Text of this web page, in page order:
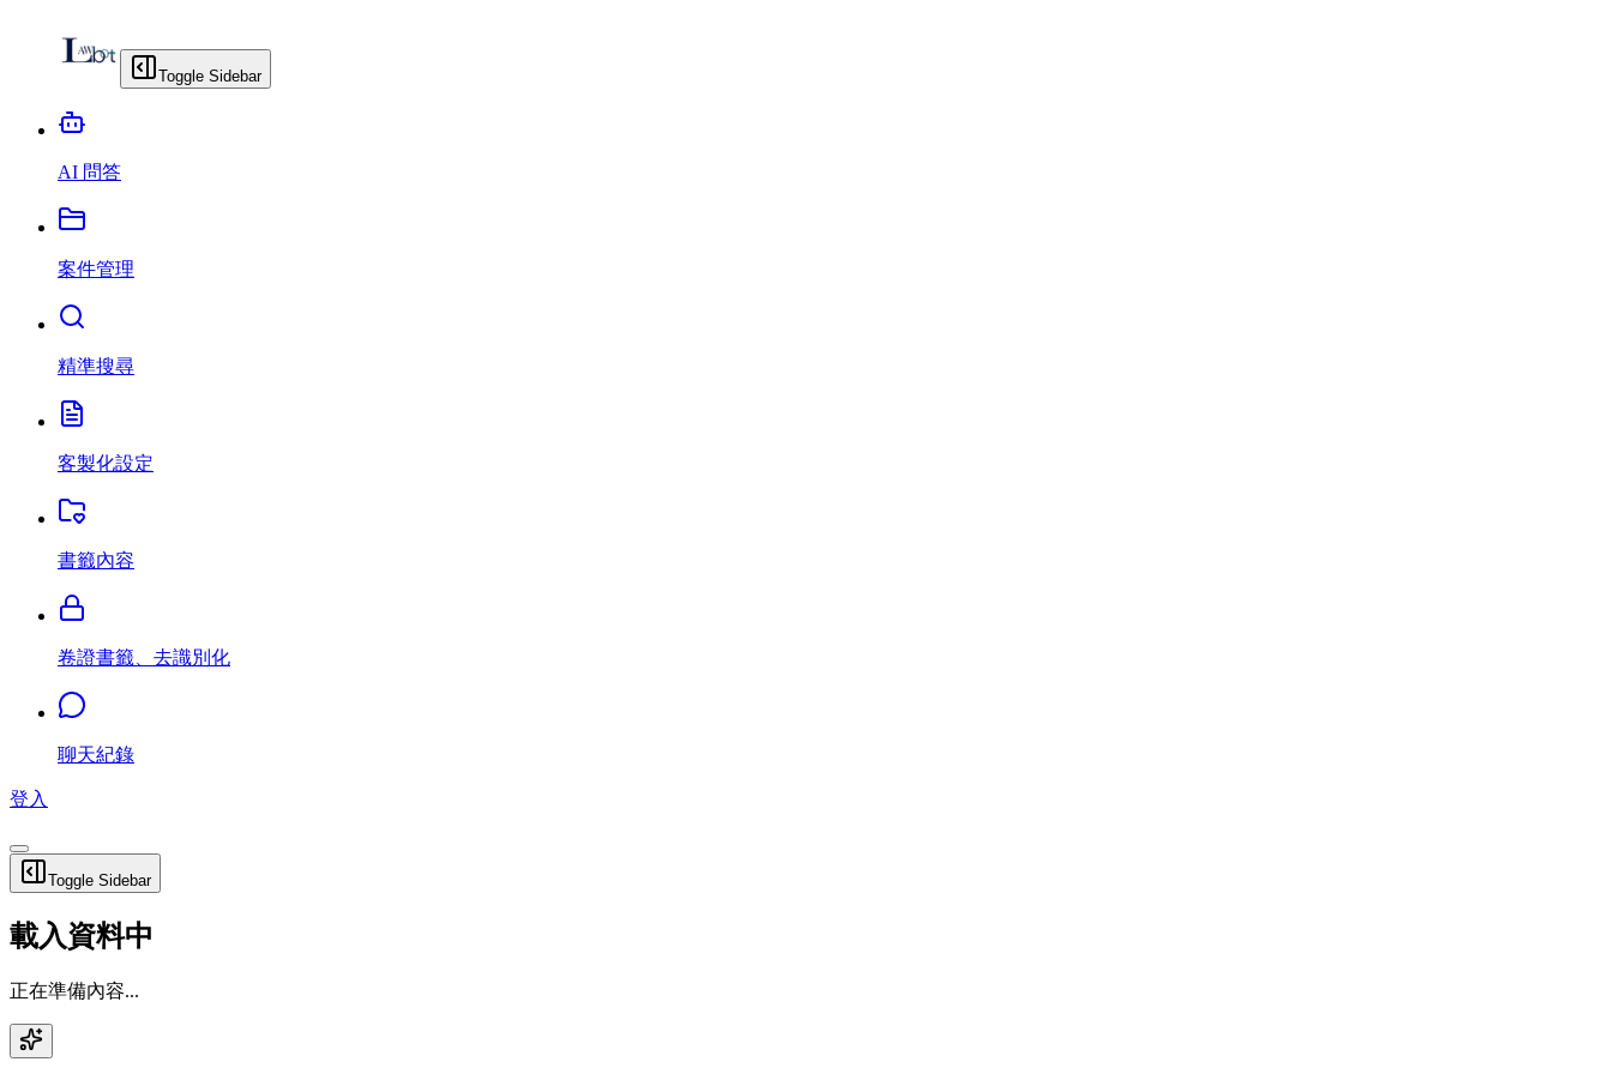
Toggle Sidebar
AI 問答
案件管理
精準搜尋
客製化設定
書籤內容
卷證書籤、去識別化
聊天紀錄
登入
Toggle Sidebar
載入資料中
正在準備內容...